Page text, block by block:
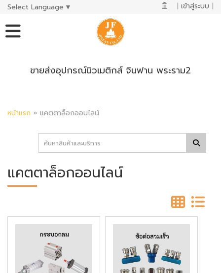
Select Language ▼ | เข้าสู่ระบบ |
ขายส่งอุปกรณ์นิวเมติกส์ จินฟาน พระราม2
หน้าแรก » แคตตาล็อกออนไลน์
แคตตาล็อกออนไลน์